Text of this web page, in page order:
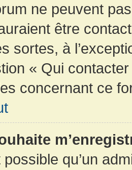
ne peuvent
être
sortes, à
« Qui
concernant ce
possible qu’un